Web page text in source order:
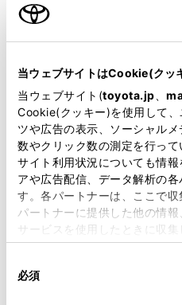
当ウェブサイトはCookie(クッ
当ウェブサイト(toyota.jp
Cookie(クッキー)を使用して
ツや広告の表示、ソーシャル
数やクリック数の測定を行っ
サイト利用状況についても情
アや広告配信、データ解析の
す。各パートナーは、ここで
パートナーに提供した他の情
サービスを使用したときに収
使用することがあります。当
必須
年式 2019年(H31年) 走
修復 なし 車
整備 定期点検整備付 保
カローラ新茨城 プラザ勝
各種お問
029-